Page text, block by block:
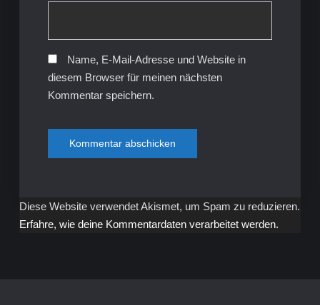
Name, E-Mail-Adresse und Website in
diesem Browser für meinen nächsten
Kommentar speichern.
Diese Website verwendet Akismet, um Spam zu reduzieren.
Erfahre, wie deine Kommentardaten verarbeitet werden.